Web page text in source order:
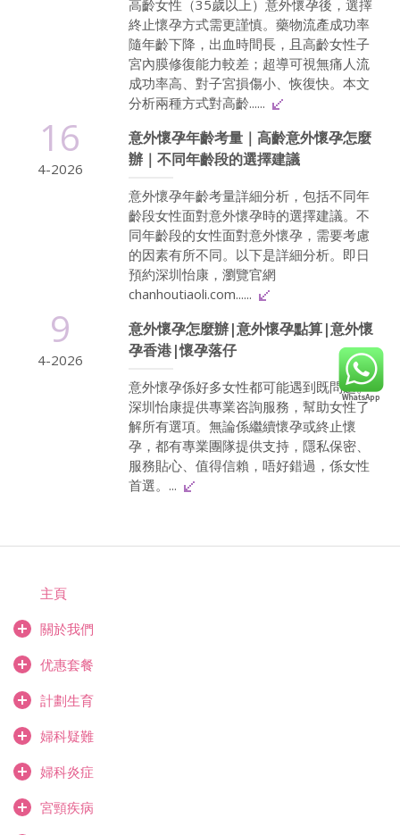
高齡女性（35歲以上）意外懷孕後，選擇
終止懷孕方式需更謹慎。藥物流產成功率
隨年齡下降，出血時間長，且高齡女性子
宮內膜修復能力較差；超導可視無痛人流
成功率高、對子宮損傷小、恢復快。本文
分析兩種方式對高齡......
16
4-2026
意外懷孕年齡考量｜高齡意外懷孕怎麼
辦｜不同年齡段的選擇建議
意外懷孕年齡考量詳細分析，包括不同年
齡段女性面對意外懷孕時的選擇建議。不
同年齡段的女性面對意外懷孕，需要考慮
的因素有所不同。以下是詳細分析。即日
預約深圳怡康，瀏覽官網
chanhoutiaoli.com......
9
4-2026
意外懷孕怎麼辦|意外懷孕點算|意外懷
孕香港|懷孕落仔
意外懷孕係好多女性都可能遇到既問題。
深圳怡康提供專業咨詢服務，幫助女性了
解所有選項。無論係繼續懷孕或終止懷
孕，都有專業團隊提供支持，隱私保密、
服務貼心、值得信賴，唔好錯過，係女性
首選。...
主頁
關於我們
优惠套餐
計劃生育
婦科疑難
婦科炎症
宮頸疾病